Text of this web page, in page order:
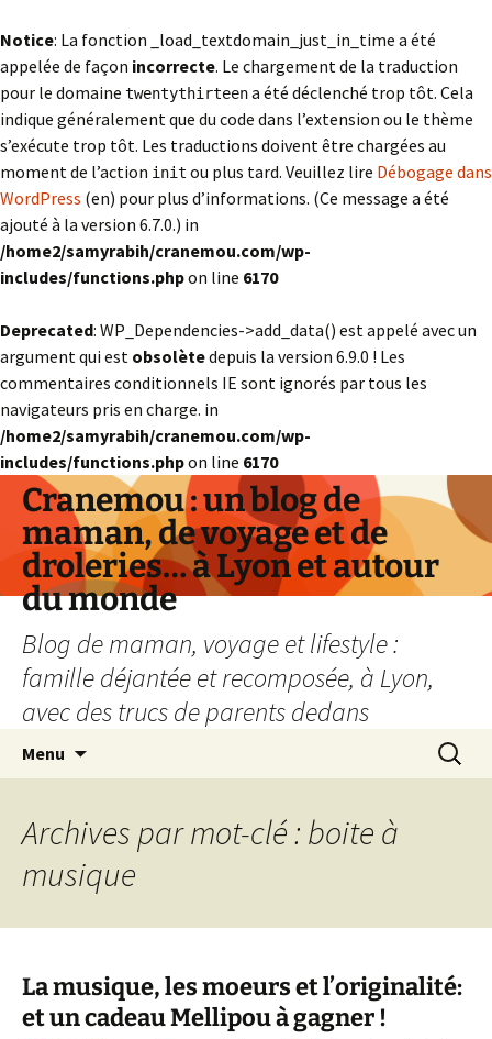
Notice: La fonction _load_textdomain_just_in_time a été
appelée de façon incorrecte. Le chargement de la traduction
pour le domaine twentythirteena été déclenché trop tôt. Cela
indique généralement que du code dans l’extension ou le thème
s’exécute trop tôt. Les traductions doivent être chargées au
moment de l’action init ou plus tard. Veuillez lire Débogage dans
WordPress (en) pour plus d’informations. (Ce message a été
ajouté à la version 6.7.0.) in
/home2/samyrabih/cranemou.com/wp-
includes/functions.phpon line 6170
Deprecated: WP_Dependencies->add_data() est appelé avec un
argument qui est obsolètedepuis la version 6.9.0 ! Les
commentaires conditionnels IE sont ignorés par tous les
navigateurs pris en charge. in
/home2/samyrabih/cranemou.com/wp-
includes/functions.phpon line 6170
Cranemou : un blog de
maman, de voyage et de
droleries… à Lyon et autour
du monde
Blog de maman, voyage et lifestyle :
famille déjantée et recomposée, à Lyon,
avec des trucs de parents dedans
Menu
Archives par mot-clé : boite à
musique
La musique, les moeurs et l’originalité:
et un cadeau Mellipou à gagner !